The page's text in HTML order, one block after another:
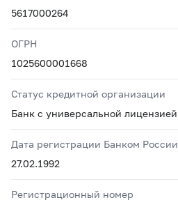
5617000264
ОГРН
1025600001668
Статус кредитной организации
Банк с универсальной лицензией
Дата регистрации Банком России
27.02.1992
Регистрационный номер